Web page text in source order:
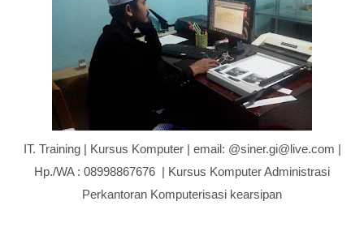
IT. Training | Kursus Komputer | email: @siner.gi@live.com |
Hp./WA : 08998867676 | Kursus Komputer Administrasi
Perkantoran Komputerisasi kearsipan